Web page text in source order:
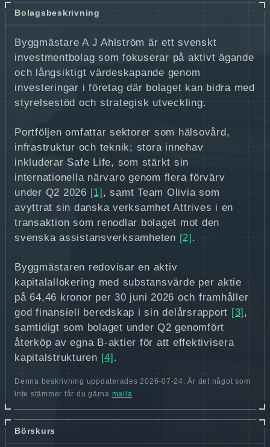
Bolagsbeskrivning
Byggmästare A J Ahlström är ett svenskt
investmentbolag som fokuserar på aktivt ägande
och långsiktigt värdeskapande genom
investeringar i företag där bolaget kan bidra med
styrelsestöd och strategisk utveckling.
Portföljen omfattar sektorer som hälsovård,
infrastruktur och teknik; stora innehav
inkluderar Safe Life, som stärkt sin
internationella närvaro genom flera förvärv
under Q2 2026 [1] , samt Team Olivia som
avyttrat sin danska verksamhet Attrives i en
transaktion som renodlar bolaget mot den
svenska assistansverksamheten [2] .
Byggmästaren redovisar en aktiv
kapitalallokering med substansvärde per aktie
på 64,46 kronor per 30 juni 2026 och framhåller
god finansiell beredskap i sin delårsrapport [3] ,
samtidigt som bolaget under Q2 genomfört
återköp av egna B-aktier för att effektivisera
kapitalstrukturen [4] .
Denna beskrivning uppdaterades 2026-07-24. Är det något som
inte stämmer får du gärna maila.
Börskurs